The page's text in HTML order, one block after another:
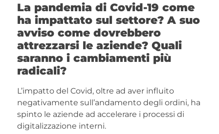
La pandemia di Covid-19 come
ha impattato sul settore? A suo
avviso come dovrebbero
attrezzarsi le aziende? Quali
saranno i cambiamenti più
radicali?
L’impatto del Covid, oltre ad aver influito
negativamente sull’andamento degli ordini, ha
spinto le aziende ad accelerare i processi di
digitalizzazione interni.